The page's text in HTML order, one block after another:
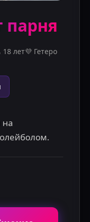
18 лет💜 Гетеро